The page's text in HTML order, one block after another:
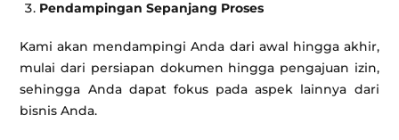
Pendampingan Sepanjang Proses
Kami akan mendampingi Anda dari awal hingga akhir,
mulai dari persiapan dokumen hingga pengajuan izin,
sehingga Anda dapat fokus pada aspek lainnya dari
bisnis Anda.